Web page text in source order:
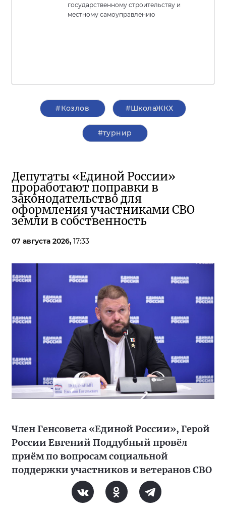
государственному строительству и
местному самоуправлению
#Козлов #ШколаЖКХ
#турнир
Депутаты «Единой России»
проработают поправки в
законодательство для
оформления участниками СВО
земли в собственность
07 августа 2026, 17:33
Член Генсовета «Единой России», Герой
России Евгений Поддубный провёл
приём по вопросам социальной
поддержки участников и ветеранов СВО